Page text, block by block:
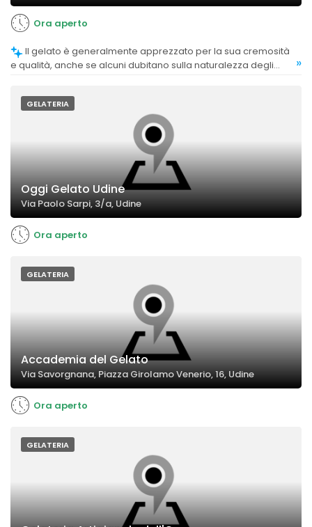
Ora aperto
e qualità, anche se alcuni dubitano sulla naturalezza degli
»
GELATERIA
Oggi Gelato Udine
Via Paolo Sarpi, 3/a, Udine
Ora aperto
GELATERIA
Accademia del Gelato
Via Savorgnana, Piazza Girolamo Venerio, 16, Udine
Ora aperto
GELATERIA